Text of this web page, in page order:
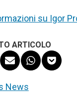
su Igor
ARTICOLO
Share
on
Email
Share
on
Share
on
News